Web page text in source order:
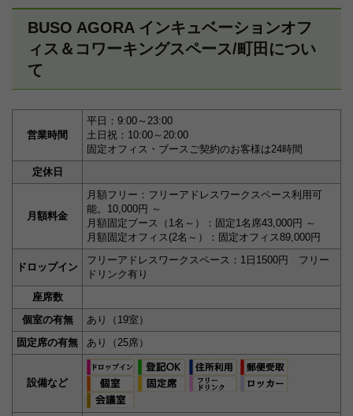
BUSO AGORA インキュベーションオフ
ィス＆コワーキングスペース/町田につい
て
営業時間
平日：9:00～23:00
土日祝：10:00～20:00
固定オフィス・ブースご契約のお客様は24時間
定休日
月額料金
月額フリー：フリーアドレスワークスペース利用可
能。10,000円 ～
月額固定ブース（1名～）：固定1名席43,000円 ～
月額固定オフィス(2名～）：固定オフィス89,000円
ドロップイン
フリーアドレスワークスペース：1日1500円 フリー
ドリンク有り
座席数
個室の有無
あり（19室）
固定席の有無
あり（25席）
設備など